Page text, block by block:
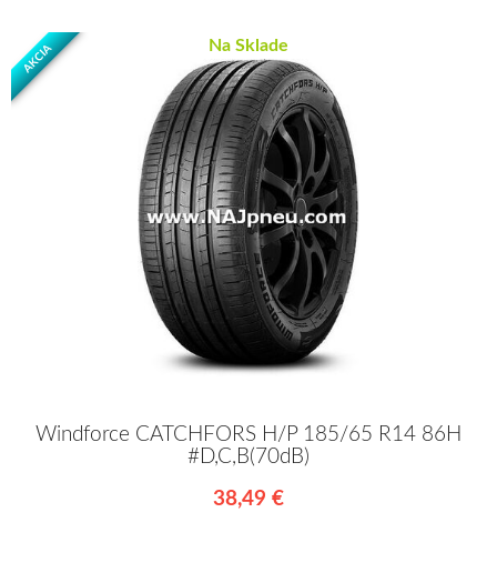
AKCIA Na Sklade
Windforce CATCHFORS H/P 185/65 R14 86H
#D,C,B(70dB)
38,49 €